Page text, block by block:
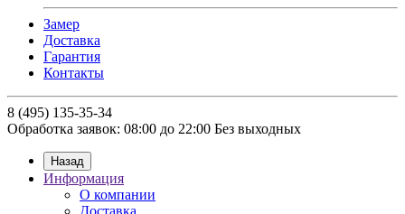
Замер
Доставка
Гарантия
Контакты
8 (495) 135-35-34
Обработка заявок: 08:00 до 22:00 Без выходных
Назад
Информация
О компании
Доставка